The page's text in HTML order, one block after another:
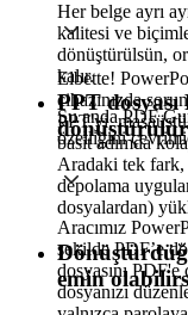
Her belge ayrı
kalitesi ve
dönüştürülsün,
kalır.
Şu anda PDF
özelliğini
Elbette!
cihazınızda
PPT'yi,
basit adımda
Aradaki tek fark,
depolama
dosyalardan)
PPT dosyası
Aracımız
şekilde PDF’e
dosyasını
dosyanızı
emin